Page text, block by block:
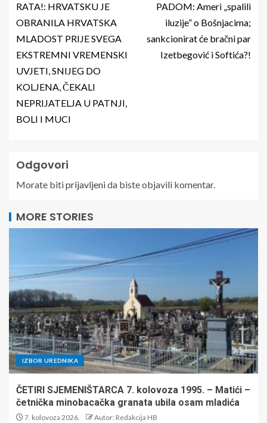
RATA!: HRVATSKU JE
OBRANILA HRVATSKA
MLADOST PRIJE SVEGA
EKSTREMNI VREMENSKI
UVJETI, SNIJEG DO
KOLJENA, ČEKALI
NEPRIJATELJA U PATNJI,
BOLI I MUCI
PADOM: Ameri „spalili
iluzije” o Bošnjacima;
sankcionirat će bračni par
Izetbegović i Softića?!
Odgovori
Morate bitiprijavljenida biste objavili komentar.
MORE STORIES
IZBOR UREDNIKA
ČETIRI SJEMENIŠTARCA 7. kolovoza 1995. – Matići –
četnička minobacačka granata ubila osam mladića
7. kolovoza 2026. Autor: Redakcija HB